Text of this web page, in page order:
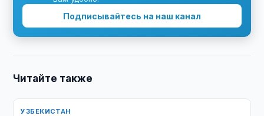
Подписывайтесь на наш канал
Читайте также
УЗБЕКИСТАН